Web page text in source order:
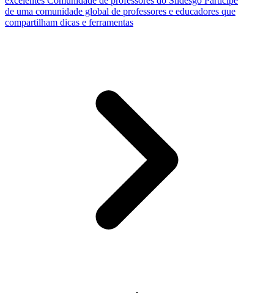
de uma comunidade global de professores e educadores que
compartilham dicas e ferramentas